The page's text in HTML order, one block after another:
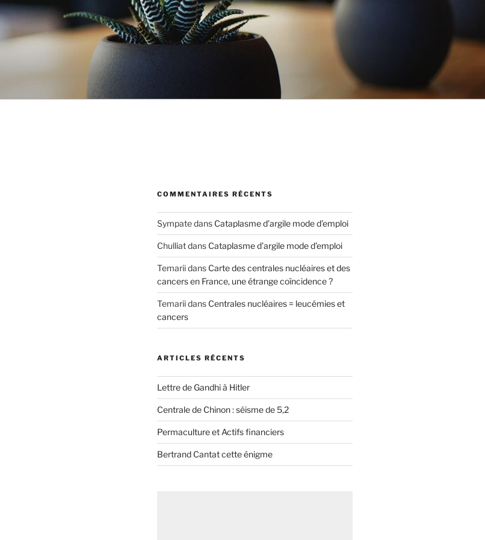
COMMENTAIRES RÉCENTS
Sympatedans Cataplasme d’argile mode d’emploi
Chulliatdans Cataplasme d’argile mode d’emploi
Temariidans Carte des centrales nucléaires et des
cancers en France, une étrange coïncidence ?
Temariidans Centrales nucléaires = leucémies et
cancers
ARTICLES RÉCENTS
Lettre de Gandhi à Hitler
Centrale de Chinon : séisme de 5,2
Permaculture et Actifs financiers
Bertrand Cantat cette énigme